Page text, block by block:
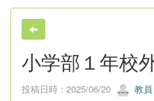
小学部１年校
投稿日時 : 2025/06/20 教員